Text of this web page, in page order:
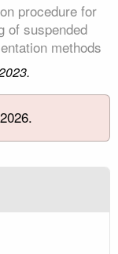
procedure for
of suspended
methods